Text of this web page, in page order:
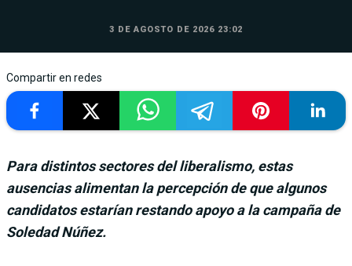
3 DE AGOSTO DE 2026 23:02
Compartir en redes
Para distintos sectores del liberalismo, estas
ausencias alimentan la percepción de que algunos
candidatos estarían restando apoyo a la campaña de
Soledad Núñez.